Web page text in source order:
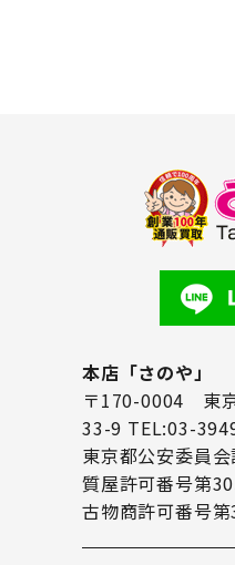
本店「さのや」
〒170-0004 東
33-9 TEL:03-
東京都公安委員
質屋許可番号第
古物商許可番号